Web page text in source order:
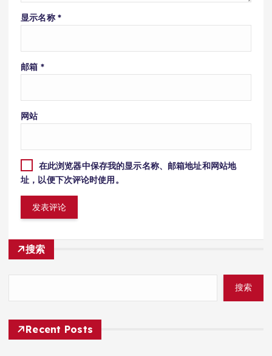
显示名称 *
邮箱 *
网站
在此浏览器中保存我的显示名称、邮箱地址和网站地
址，以便下次评论时使用。
搜索
搜索
Recent Posts